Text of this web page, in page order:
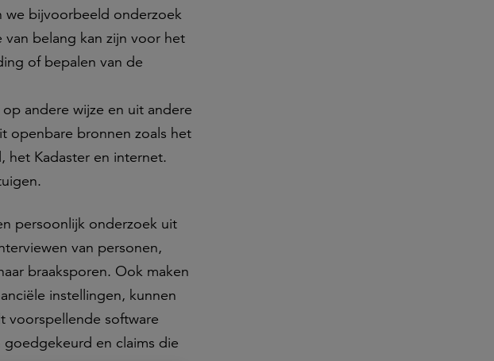
we bijvoorbeeld onderzoek
van belang kan zijn voor het
of bepalen van de
andere wijze en uit andere
openbare bronnen zoals het
het Kadaster en internet.
persoonlijk onderzoek uit
van personen,
braaksporen. Ook maken
instellingen, kunnen
voorspellende software
en claims die